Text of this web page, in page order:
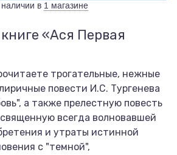
в 1 магазине
«Ася Первая
трогательные, нежные
повести И.С. Тургенева
а также прелестную повесть
всегда волновавшей
и утраты истинной
с "темной",